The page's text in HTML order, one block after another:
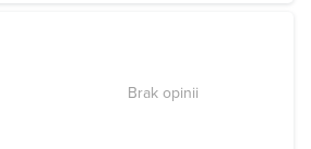
Brak opinii